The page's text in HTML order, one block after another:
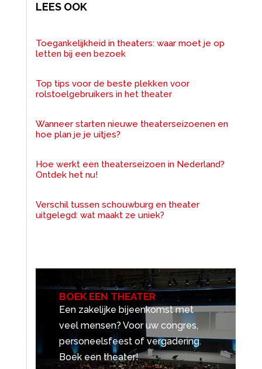
LEES OOK
Toegankelijkheid in theaters: waar moet je op
letten bij een bezoek
Top tips voor de beste plekken voor
rolstoelgebruikers in het theater
Wanneer starten nieuwe theaterseizoenen en
hoe plan je je uitjes?
Hoe werkt een theaterseizoen in Nederland?
Ontdek het nu!
Verschil tussen schouwburg en theater
uitgelegd: wat maakt ze uniek?
BOEK EEN THEATER
Een zakelijke bijeenkomst met
veel mensen? Voor uw congres,
personeelsfeest of vergadering.
Boek een theater!